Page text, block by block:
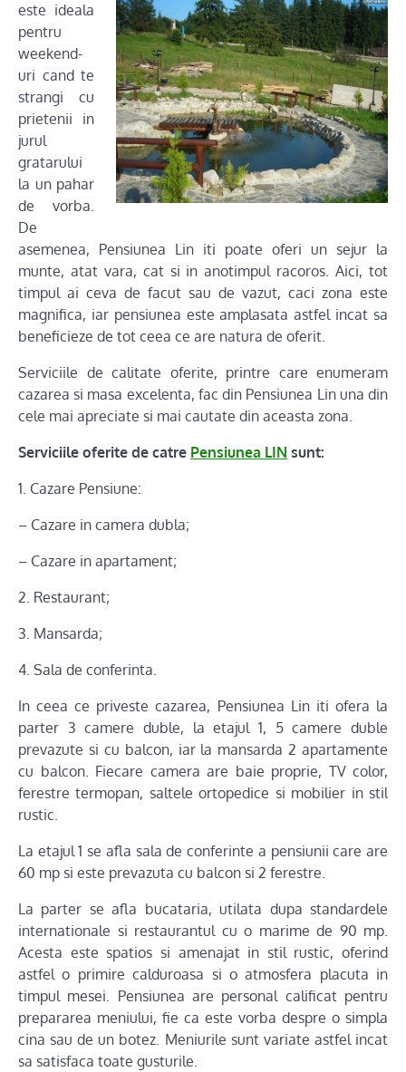
este ideala
pentru
weekend-
uri cand te
strangi cu
prietenii in
jurul
gratarului
la un pahar
de vorba.
De
asemenea, Pensiunea Lin iti poate oferi un sejur la
munte, atat vara, cat si in anotimpul racoros. Aici, tot
timpul ai ceva de facut sau de vazut, caci zona este
magnifica, iar pensiunea este amplasata astfel incat sa
beneficieze de tot ceea ce are natura de oferit.
Serviciile de calitate oferite, printre care enumeram
cazarea si masa excelenta, fac din Pensiunea Lin una din
cele mai apreciate si mai cautate din aceasta zona.
Serviciile oferite de catre Pensiunea LIN sunt:
1. Cazare Pensiune:
– Cazare in camera dubla;
– Cazare in apartament;
2. Restaurant;
3. Mansarda;
4. Sala de conferinta.
In ceea ce priveste cazarea, Pensiunea Lin iti ofera la
parter 3 camere duble, la etajul 1, 5 camere duble
prevazute si cu balcon, iar la mansarda 2 apartamente
cu balcon. Fiecare camera are baie proprie, TV color,
ferestre termopan, saltele ortopedice si mobilier in stil
rustic.
La etajul 1 se afla sala de conferinte a pensiunii care are
60 mp si este prevazuta cu balcon si 2 ferestre.
La parter se afla bucataria, utilata dupa standardele
internationale si restaurantul cu o marime de 90 mp.
Acesta este spatios si amenajat in stil rustic, oferind
astfel o primire calduroasa si o atmosfera placuta in
timpul mesei. Pensiunea are personal calificat pentru
prepararea meniului, fie ca este vorba despre o simpla
cina sau de un botez. Meniurile sunt variate astfel incat
sa satisfaca toate gusturile.